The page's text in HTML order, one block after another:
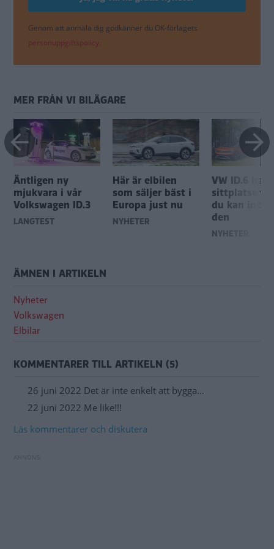
Genom att anmäla dig godkänner du OK-förlagets
personuppgiftspolicy.
MER FRÅN VI BILÄGARE
Äntligen ny
mjukvara i vår
Volkswagen ID.3
LÅNGTEST
Här är elbilen
som säljer bäst i
Europa just nu
NYHETER
VW ID.6 har
sittplatser –
du kan inte
den
NYHETER
ÄMNEN I ARTIKELN
Nyheter
Volkswagen
Elbilar
KOMMENTARER TILL ARTIKELN (5)
26 juni 2022 Det är inte enkelt att bygga…
22 juni 2022 Me like!!!
Läs kommentarer och diskutera